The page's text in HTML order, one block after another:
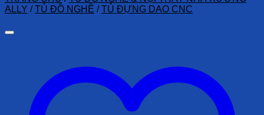
ALLY / TỦ ĐỒ NGHỀ / TỦ ĐỰNG DAO CNC